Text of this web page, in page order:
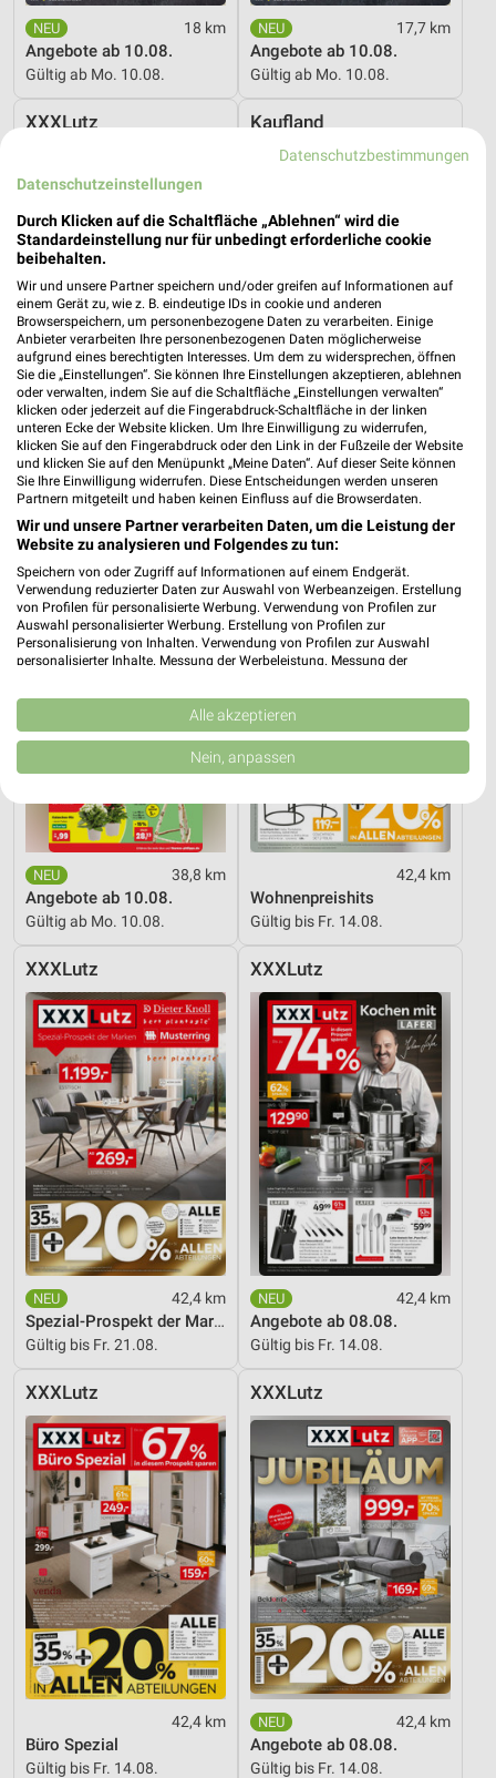
18 km
Angebote ab 10.08.
Gültig ab Mo. 10.08.
17,7 km
Angebote ab 10.08.
Gültig ab Mo. 10.08.
XXXLutz
42,4 km
Mega Tage
Gültig bis Fr. 14.08.
Kaufland
15,2 km
Angebote ab 06.08.
Gültig bis Mi. 12.08.
Thomas Philipps
38,8 km
Angebote ab 10.08.
Gültig ab Mo. 10.08.
XXXLutz
42,4 km
Wohnenpreishits
Gültig bis Fr. 14.08.
XXXLutz
42,4 km
Spezial-Prospekt der Marken
Gültig bis Fr. 21.08.
XXXLutz
42,4 km
Angebote ab 08.08.
Gültig bis Fr. 14.08.
XXXLutz
42,4 km
Büro Spezial
Gültig bis Fr. 14.08.
XXXLutz
42,4 km
Angebote ab 08.08.
Gültig bis Fr. 14.08.
Datenschutzbestimmungen
Datenschutzeinstellungen
Durch Klicken auf die Schaltfläche „Ablehnen“ wird die
Standardeinstellung nur für unbedingt erforderliche cookie
beibehalten.
Wir und unsere Partner speichern und/oder greifen auf Informationen auf
einem Gerät zu, wie z. B. eindeutige IDs in cookie und anderen
Browserspeichern, um personenbezogene Daten zu verarbeiten. Einige
Anbieter verarbeiten Ihre personenbezogenen Daten möglicherweise
aufgrund eines berechtigten Interesses. Um dem zu widersprechen, öffnen
Sie die „Einstellungen“. Sie können Ihre Einstellungen akzeptieren, ablehnen
oder verwalten, indem Sie auf die Schaltfläche „Einstellungen verwalten“
klicken oder jederzeit auf die Fingerabdruck-Schaltfläche in der linken
unteren Ecke der Website klicken. Um Ihre Einwilligung zu widerrufen,
klicken Sie auf den Fingerabdruck oder den Link in der Fußzeile der Website
und klicken Sie auf den Menüpunkt „Meine Daten“. Auf dieser Seite können
Sie Ihre Einwilligung widerrufen. Diese Entscheidungen werden unseren
Partnern mitgeteilt und haben keinen Einfluss auf die Browserdaten.
Wir und unsere Partner verarbeiten Daten, um die Leistung der
Website zu analysieren und Folgendes zu tun:
Speichern von oder Zugriff auf Informationen auf einem Endgerät.
Verwendung reduzierter Daten zur Auswahl von Werbeanzeigen. Erstellung
von Profilen für personalisierte Werbung. Verwendung von Profilen zur
Auswahl personalisierter Werbung. Erstellung von Profilen zur
Personalisierung von Inhalten. Verwendung von Profilen zur Auswahl
personalisierter Inhalte. Messung der Werbeleistung. Messung der
Kombinationen von Daten aus verschiedenen Quellen. Entwicklung und
Verbesserung der Angebote. Verwendung reduzierter Daten zur Auswahl
von Inhalten.
Daten können außerhalb der Europäischen Union weitergegeben und in die
Website/App.
Partnerliste anzeigen (1 IAB-Anbieter)
Wir nutzen Ihre Daten für folgende Zwecke:
IAB-Verarbeitungszwecke:
Speichern von oder Zugriff auf Informationen
Verwendung reduzierter Daten zur Auswahl von
Werbeanzeigen
Erstellung von Profilen für personalisierte
Werbung
Verwendung von Profilen zur Auswahl
personalisierter Werbung
Erstellung von Profilen zur Personalisierung
von Inhalten
Verwendung von Profilen zur Auswahl
personalisierter Inhalte
Messung der Werbeleistung
Messung der Performance von Inhalten
Analyse von Zielgruppen durch Statistiken oder
Kombinationen von Daten aus verschiedenen
Quellen
Entwicklung und Verbesserung der Angebote
Verwendung reduzierter Daten zur Auswahl von
Inhalten
IAB-Besonderheiten:
Verwendung genauer Standortdaten
Geräte anhand von aktiv angeforderten
Informationen identifizieren
Nicht-IAB-Verarbeitungszwecke:
Notwendig
Alle akzeptieren
Nein, anpassen